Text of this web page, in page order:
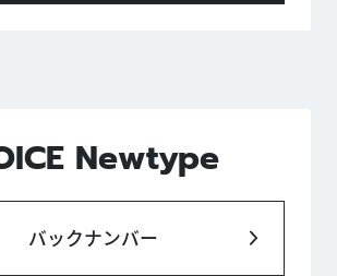
Newtype
バックナンバー